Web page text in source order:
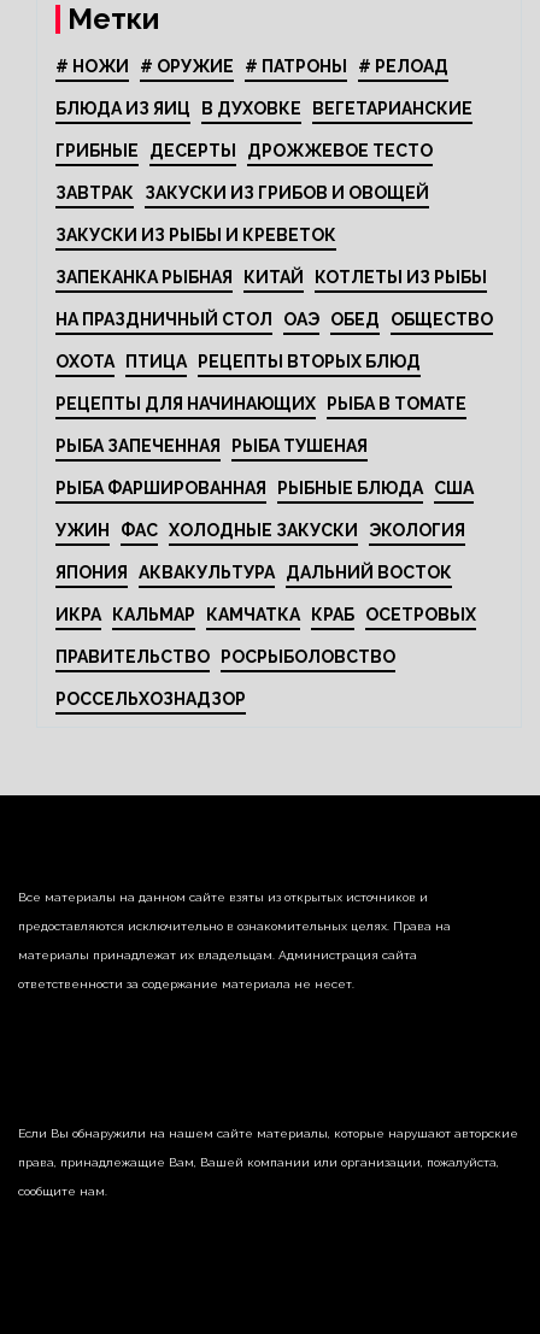
Метки
# НОЖИ # ОРУЖИЕ # ПАТРОНЫ # РЕЛОАД
БЛЮДА ИЗ ЯИЦ В ДУХОВКЕ ВЕГЕТАРИАНСКИЕ
ГРИБНЫЕ ДЕСЕРТЫ ДРОЖЖЕВОЕ ТЕСТО
ЗАВТРАК ЗАКУСКИ ИЗ ГРИБОВ И ОВОЩЕЙ
ЗАКУСКИ ИЗ РЫБЫ И КРЕВЕТОК
ЗАПЕКАНКА РЫБНАЯ КИТАЙ КОТЛЕТЫ ИЗ РЫБЫ
НА ПРАЗДНИЧНЫЙ СТОЛ ОАЭ ОБЕД ОБЩЕСТВО
ОХОТА ПТИЦА РЕЦЕПТЫ ВТОРЫХ БЛЮД
РЕЦЕПТЫ ДЛЯ НАЧИНАЮЩИХ РЫБА В ТОМАТЕ
РЫБА ЗАПЕЧЕННАЯ РЫБА ТУШЕНАЯ
РЫБА ФАРШИРОВАННАЯ РЫБНЫЕ БЛЮДА США
УЖИН ФАС ХОЛОДНЫЕ ЗАКУСКИ ЭКОЛОГИЯ
ЯПОНИЯ АКВАКУЛЬТУРА ДАЛЬНИЙ ВОСТОК
ИКРА КАЛЬМАР КАМЧАТКА КРАБ ОСЕТРОВЫХ
ПРАВИТЕЛЬСТВО РОСРЫБОЛОВСТВО
РОССЕЛЬХОЗНАДЗОР
Все материалы на данном сайте взяты из открытых источников и
предоставляются исключительно в ознакомительных целях. Права на
материалы принадлежат их владельцам. Администрация сайта
ответственности за содержание материала не несет.
Если Вы обнаружили на нашем сайте материалы, которые нарушают авторские
права, принадлежащие Вам, Вашей компании или организации, пожалуйста,
сообщите нам.